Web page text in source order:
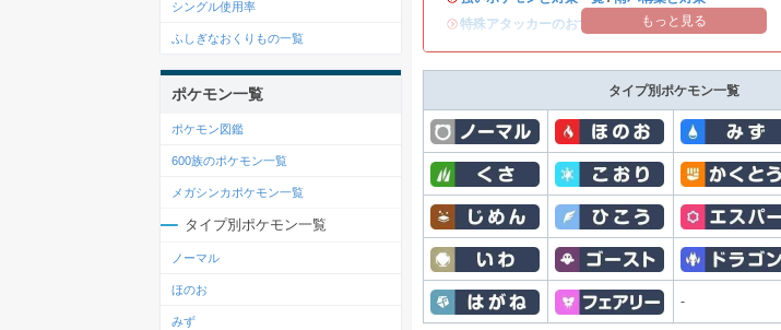
・特殊アタッカーのおすすめランキング
もっと見る
タイプ別ポケモン一覧
-
シングル使用率
ふしぎなおくりもの一覧
ポケモン一覧
ポケモン図鑑
600族のポケモン一覧
メガシンカポケモン一覧
タイプ別ポケモン一覧
ノーマル
ほのお
みず